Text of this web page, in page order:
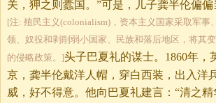
关，狎之则蠹国。”可是，儿子龚半伦偏
[注: 殖民主义(colonialism)，资本主义国家采取军事
领、奴役和剥削弱小国家、民族和落后地区，将其
的侵略政策。]头子巴夏礼的谋士。1860年，
京，龚半伦戴洋人帽，穿白西装，出入洋
威，好不得意。他向巴夏礼建言：“清之